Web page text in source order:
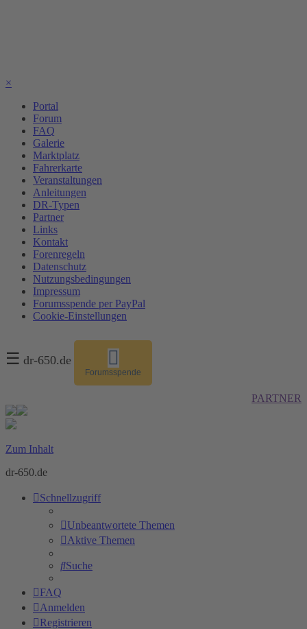
×
Portal
Forum
FAQ
Galerie
Marktplatz
Fahrerkarte
Veranstaltungen
Anleitungen
DR-Typen
Partner
Links
Kontakt
Forenregeln
Datenschutz
Nutzungsbedingungen
Impressum
Forumsspende per PayPal
Cookie-Einstellungen
☰ dr-650.de
Forumsspende
PARTNER
Zum Inhalt
dr-650.de
Schnellzugriff
Unbeantwortete Themen
Aktive Themen
Suche
FAQ
Anmelden
Registrieren